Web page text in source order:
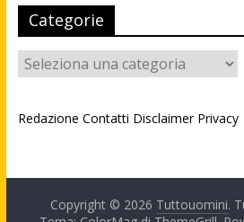
Categorie
Categorie
Redazione Contatti Disclaimer Privacy
Copyright © 2026 Tuttouomini.